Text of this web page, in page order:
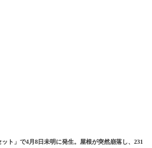
ト」で4月8日未明に発生。屋根が突然崩落し、231